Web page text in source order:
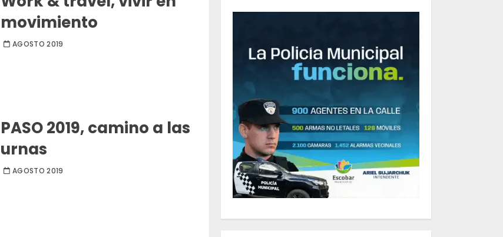
movimiento
AGOSTO 2019
PASO 2019, camino a las
urnas
AGOSTO 2019